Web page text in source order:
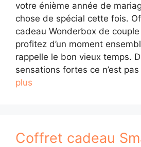
votre énième année de
chose de spécial cette fois.
cadeau Wonderbox de
profitez d’un moment
rappelle le bon vieux temps.
sensations fortes ce n’est
plus
Coffret cadeau